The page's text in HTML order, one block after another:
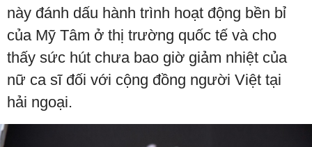
này đánh dấu hành trình hoạt động bền bỉ
của Mỹ Tâm ở thị trường quốc tế và cho
thấy sức hút chưa bao giờ giảm nhiệt của
nữ ca sĩ đối với cộng đồng người Việt tại
hải ngoại.